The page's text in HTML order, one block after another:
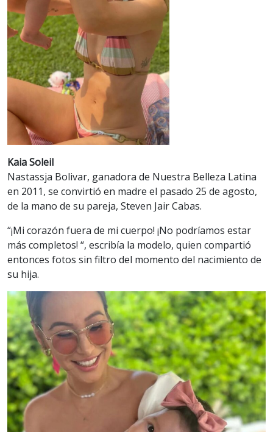
Kaia Soleil
Nastassja Bolivar, ganadora de Nuestra Belleza Latina
en 2011, se convirtió en madre el pasado 25 de agosto,
de la mano de su pareja, Steven Jair Cabas.
“¡Mi corazón fuera de mi cuerpo! ¡No podríamos estar
más completos! “, escribía la modelo, quien compartió
entonces fotos sin filtro del momento del nacimiento de
su hija.